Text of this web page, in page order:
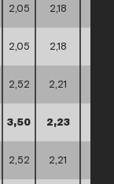
2,05 2,18
2,05 2,18
2,52 2,21
3,50 2,23
2,52 2,21